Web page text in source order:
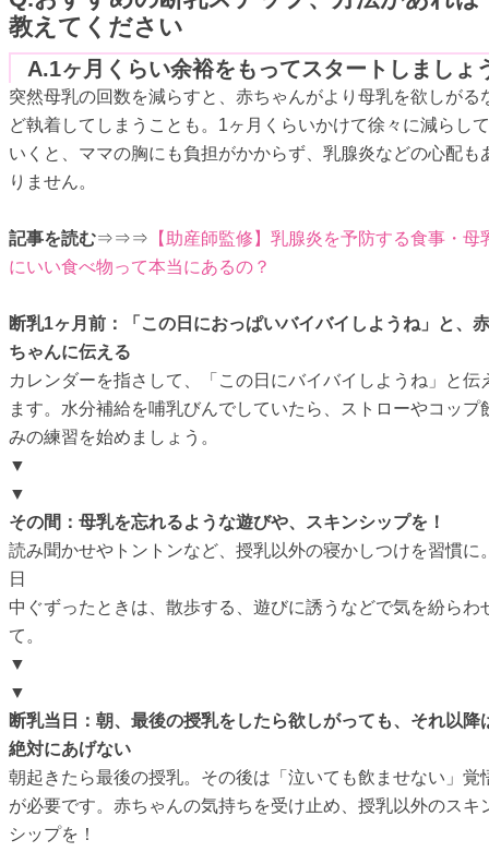
教えてください
A.1ヶ月くらい余裕をもってスタートしましょ
突然母乳の回数を減らすと、赤ちゃんがより母乳を欲しがる
ど執着してしまうことも。1ヶ月くらいかけて徐々に減らして
いくと、ママの胸にも負担がかからず、乳腺炎などの心配も
りません。
記事を読む⇒⇒⇒ 【助産師監修】乳腺炎を予防する食事・母
にいい食べ物って本当にあるの？
断乳1ヶ月前：「この日におっぱいバイバイしようね」と、赤
ちゃんに伝える
カレンダーを指さして、「この日にバイバイしようね」と伝
ます。水分補給を哺乳びんでしていたら、ストローやコップ
みの練習を始めましょう。
▼
▼
その間：母乳を忘れるような遊びや、スキンシップを！
読み聞かせやトントンなど、授乳以外の寝かしつけを習慣に
日
中ぐずったときは、散歩する、遊びに誘うなどで気を紛らわ
て。
▼
▼
断乳当日：朝、最後の授乳をしたら欲しがっても、それ以降
絶対にあげない
朝起きたら最後の授乳。その後は「泣いても飲ませない」覚
が必要です。赤ちゃんの気持ちを受け止め、授乳以外のスキ
シップを！